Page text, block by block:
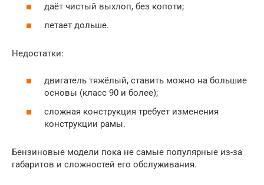
даёт чистый выхлоп, без копоти;
летает дольше.
Недостатки:
двигатель тяжёлый, ставить можно на большие
основы (класс 90 и более);
сложная конструкция требует изменения
конструкции рамы.
Бензиновые модели пока не самые популярные из-за
габаритов и сложностей его обслуживания.